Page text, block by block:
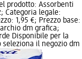
prodotto: Assorbenti
Categoria legale:
1,95 €; Prezzo base:
dm grafica;
Disponibile per la
seleziona il negozio dm